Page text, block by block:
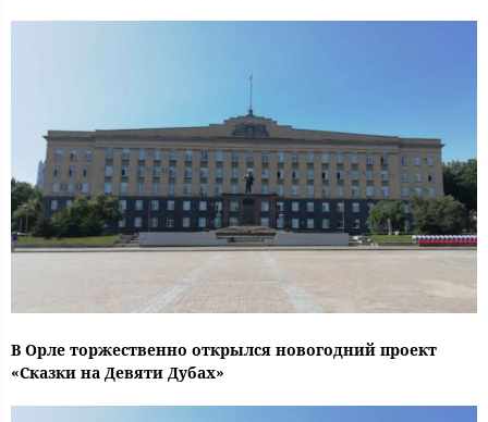
В Орле торжественно открылся новогодний проект
«Сказки на Девяти Дубах»